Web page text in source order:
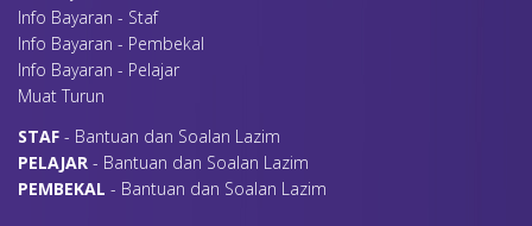
10
MOHAMMAD SHAHFIQ BIN AHMAD SAPRI
11
ZIZI ITZMAN BIN TUNOT
12
MOHD RAFIDI BIN MOHD SAMAN
Info Bayaran - Staf
Info Bayaran - Pembekal
Info Bayaran - Pelajar
Muat Turun
STAF - Bantuan dan Soalan Lazim
PELAJAR - Bantuan dan Soalan Lazim
PEMBEKAL - Bantuan dan Soalan Lazim